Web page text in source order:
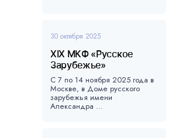
30 октября 2025
XIX МКФ «Русское
Зарубежье»
С 7 по 14 ноября 2025 года в
Москве, в Доме русского
зарубежья имени
Александра ...